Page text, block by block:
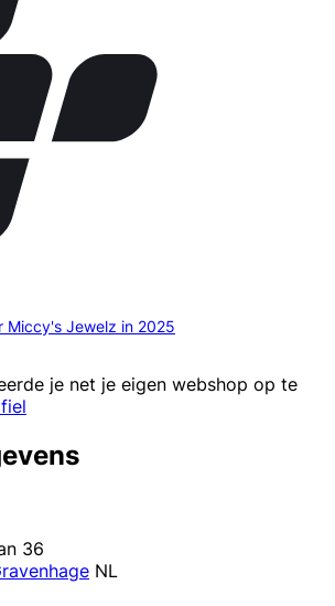
Miccy's Jewelz in 2025
je net je eigen webshop op te
36
NL